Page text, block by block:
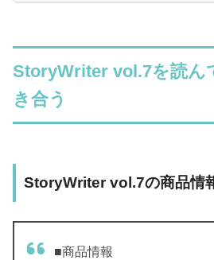
StoryWriter vol.7を読ん
き合う
StoryWriter vol.7の商品情
■商品情報